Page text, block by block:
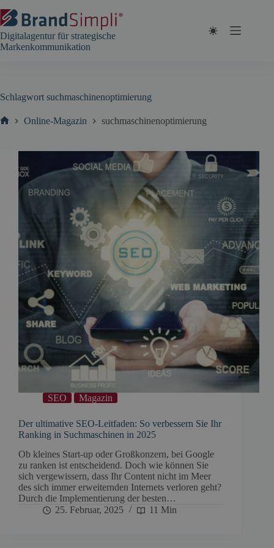
Inhalt
springen
Digitalagentur für strategische
Markenkommunikation
Schlagwort suchmaschinenoptimierung
Online-Magazin suchmaschinenoptimierung
SEO Magazin
Der ultimative SEO-Leitfaden: So verbessern Sie Ihr
Ranking in Suchmaschinen in 2025
Ob kleines Start-up oder Großkonzern, bei Google
zu ranken ist entscheidend. Doch wie können Sie
sich vergewissern, dass Ihr Content nicht im Meer
des sich immer erweiternden Internets verloren geht?
Durch die Implementierung der besten…
25. Februar, 2025
11 Min